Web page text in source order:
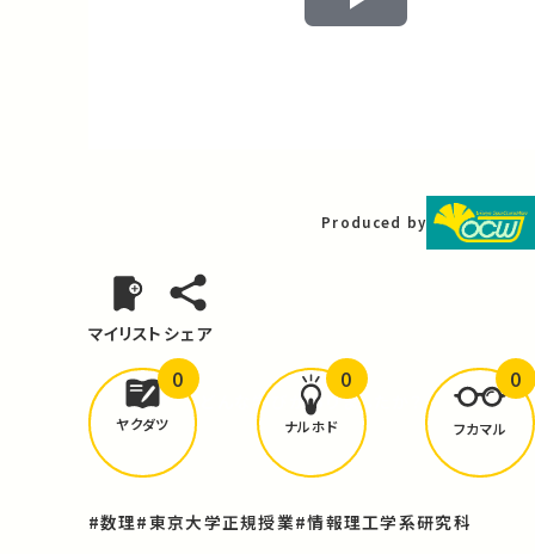
Play
Produced by
マイリスト シェア
どんな学びがありましたか？
ヤクダツ
0
ナルホド
0
フカマル
0
#数理#東京大学正規授業#情報理工学系研究科